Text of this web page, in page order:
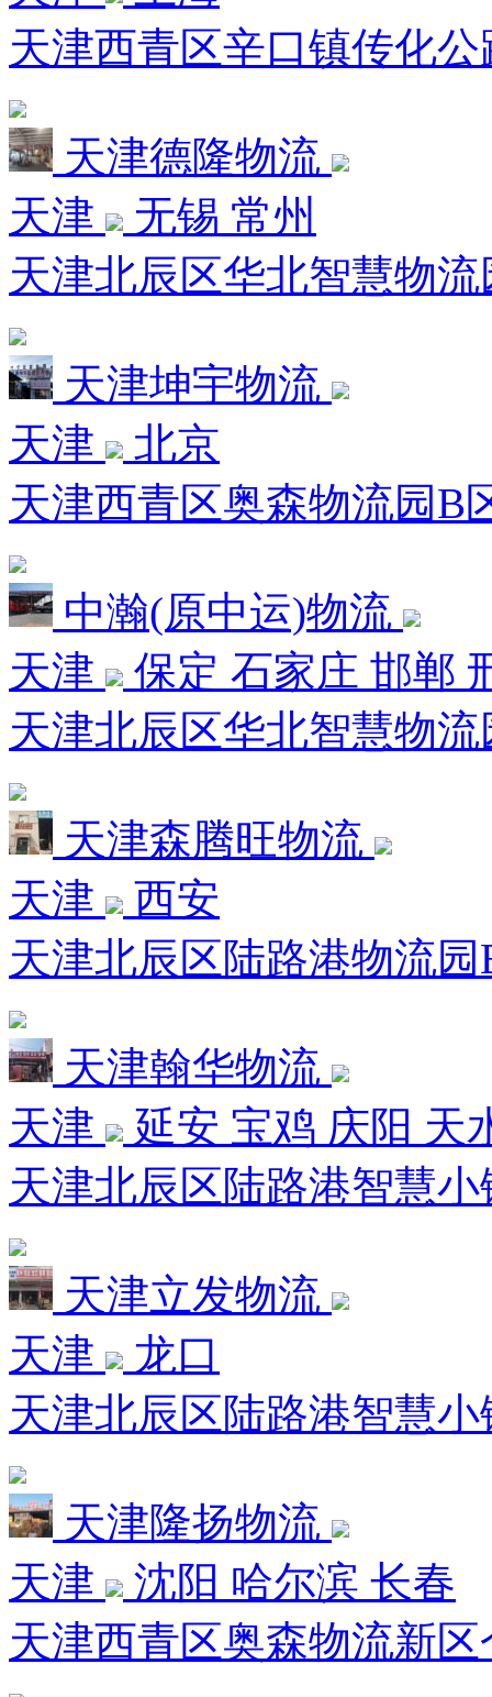
天津西青区辛口镇传化公
天津德隆物流
天津
无锡 常州
天津北辰区华北智慧物
天津坤宇物流
天津
北京
天津西青区奥森物流园B
中瀚(原中运)物流
天津
保定 石家庄 邯郸
天津北辰区华北智慧物
天津森腾旺物流
天津
西安
天津北辰区陆路港物流
天津翰华物流
天津
延安 宝鸡 庆阳 天
天津北辰区陆路港智慧
天津立发物流
天津
龙口
天津北辰区陆路港智慧
天津隆扬物流
天津
沈阳 哈尔滨 长春
天津西青区奥森物流新区